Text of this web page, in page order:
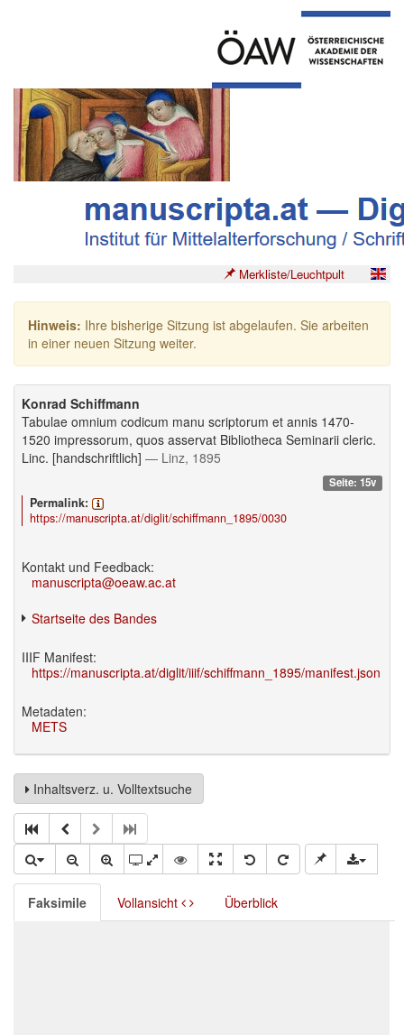
Merkliste/Leuchtpult
Hinweis: Ihre bisherige Sitzung ist abgelaufen. Sie arbeiten
in einer neuen Sitzung weiter.
Konrad Schiffmann
Tabulae omnium codicum manu scriptorum et annis 1470-
1520 impressorum, quos asservat Bibliotheca Seminarii cleric.
Linc. [handschriftlich] — Linz, 1895
Seite: 15v
Permalink:
https://manuscripta.at/diglit/schiffmann_1895/0030
Kontakt und Feedback:
manuscripta@oeaw.ac.at
Startseite des Bandes
IIIF Manifest:
https://manuscripta.at/diglit/iiif/schiffmann_1895/manifest.json
Metadaten:
METS
Inhaltsverz. u. Volltextsuche
Faksimile Vollansicht Überblick